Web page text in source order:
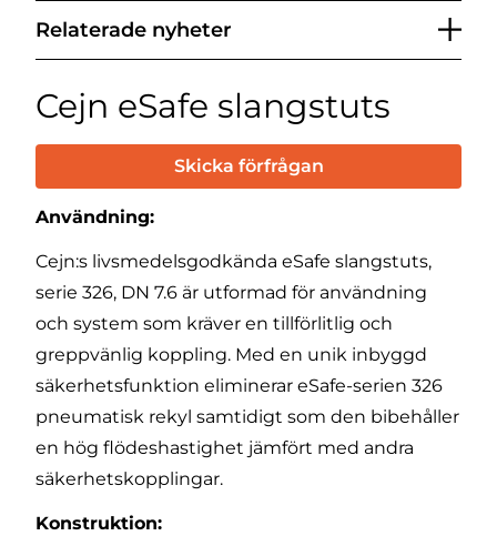
Relaterade nyheter
Cejn eSafe slangstuts
Skicka förfrågan
Användning:
Cejn:s livsmedelsgodkända eSafe slangstuts,
serie 326, DN 7.6 är utformad för användning
och system som kräver en tillförlitlig och
greppvänlig koppling. Med en unik inbyggd
säkerhetsfunktion eliminerar eSafe-serien 326
pneumatisk rekyl samtidigt som den bibehåller
en hög flödeshastighet jämfört med andra
säkerhetskopplingar.
Konstruktion: